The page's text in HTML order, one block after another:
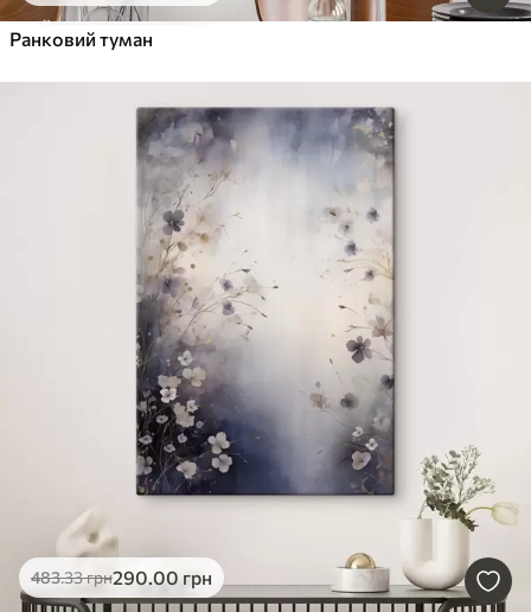
Ранковий туман
483.33грн290.00 грн